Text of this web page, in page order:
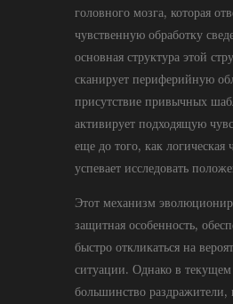
головного мозга, которая
чувственную обработку
основная структура этой
сканирует периферийную
присутствие привычных
активирует подходящую
еще до того, как логическая
успевает исследовать
Этот механизм
защитная особенность,
быстро откликаться на
ситуации. Однако в
большинство раздражители,